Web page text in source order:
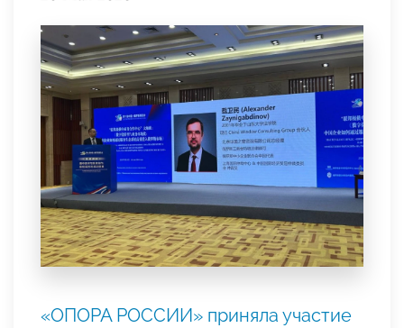
«ОПОРА РОССИИ» приняла участие